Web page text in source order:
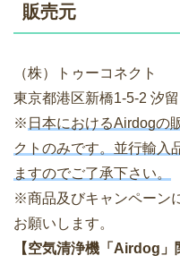
販売元
（株）トゥーコネクト
東京都港区新橋1-5-2 汐
※ 日本におけるAirdogの
クトのみです。並行輸入
ますのでご了承下さい。
※商品及びキャンペーン
お願いします。
【空気清浄機「Airdog」